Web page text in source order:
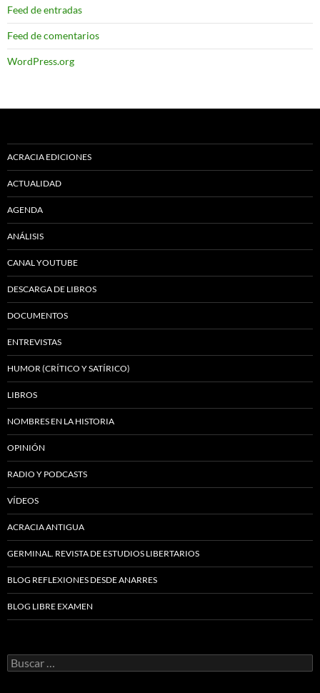
Feed de entradas
Feed de comentarios
WordPress.org
ACRACIA EDICIONES
ACTUALIDAD
AGENDA
ANÁLISIS
CANAL YOUTUBE
DESCARGA DE LIBROS
DOCUMENTOS
ENTREVISTAS
HUMOR (CRÍTICO Y SATÍRICO)
LIBROS
NOMBRES EN LA HISTORIA
OPINIÓN
RADIO Y PODCASTS
VÍDEOS
ACRACIA ANTIGUA
GERMINAL. REVISTA DE ESTUDIOS LIBERTARIOS
BLOG REFLEXIONES DESDE ANARRES
BLOG LIBRE EXAMEN
Buscar: